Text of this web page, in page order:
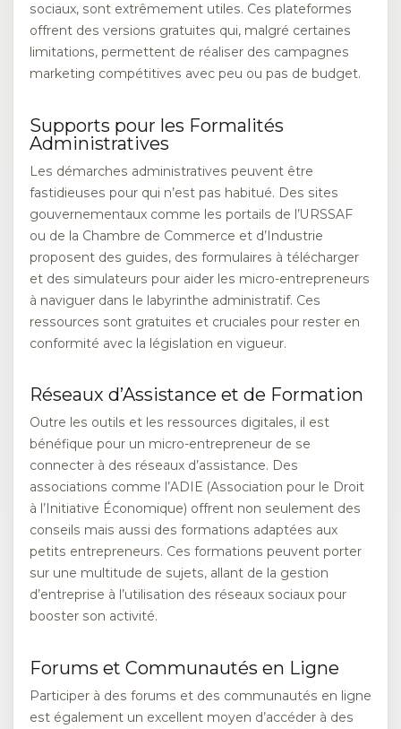
sociaux, sont extrêmement utiles. Ces plateformes
offrent des versions gratuites qui, malgré certaines
limitations, permettent de réaliser des campagnes
marketing compétitives avec peu ou pas de budget.
Supports pour les Formalités
Administratives
Les démarches administratives peuvent être
fastidieuses pour qui n’est pas habitué. Des sites
gouvernementaux comme les portails de l’URSSAF
ou de la Chambre de Commerce et d’Industrie
proposent des guides, des formulaires à télécharger
et des simulateurs pour aider les micro-entrepreneurs
à naviguer dans le labyrinthe administratif. Ces
ressources sont gratuites et cruciales pour rester en
conformité avec la législation en vigueur.
Réseaux d’Assistance et de Formation
Outre les outils et les ressources digitales, il est
bénéfique pour un micro-entrepreneur de se
connecter à des réseaux d’assistance. Des
associations comme l’ADIE (Association pour le Droit
à l’Initiative Économique) offrent non seulement des
conseils mais aussi des formations adaptées aux
petits entrepreneurs. Ces formations peuvent porter
sur une multitude de sujets, allant de la gestion
d’entreprise à l’utilisation des réseaux sociaux pour
booster son activité.
Forums et Communautés en Ligne
Participer à des forums et des communautés en ligne
est également un excellent moyen d’accéder à des